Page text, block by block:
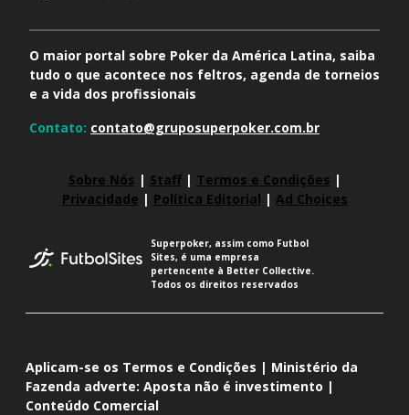
O maior portal sobre Poker da América Latina, saiba
tudo o que acontece nos feltros, agenda de torneios
e a vida dos profissionais
Contato: contato@gruposuperpoker.com.br
Sobre Nós | Staff| Termos e Condições |
Privacidade | Política Editorial | Ad Choices
Superpoker, assim como Futbol
Sites, é uma empresa
pertencente à Better Collective.
Todos os direitos reservados
Aplicam-se os Termos e Condições | Ministério da
Fazenda adverte: Aposta não é investimento |
Conteúdo Comercial